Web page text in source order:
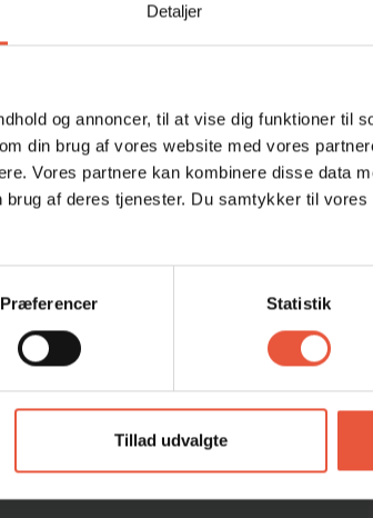
Detaljer
og annoncer, til at vise dig funktioner til
din brug af vores website med vores
Vores partnere kan kombinere disse data
brug af deres tjenester. Du samtykker til
Præferencer Statistik
Tillad udvalgte
4,9
Område
4,8
Kelling
aug 2025
Tyskland Oversat via AI - Vis original kommentar